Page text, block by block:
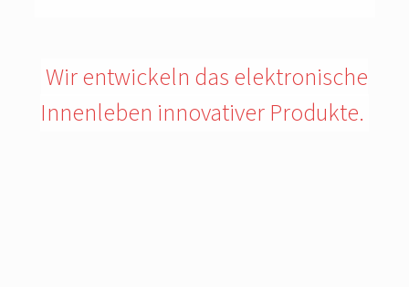
Wir entwickeln das elektronische
Innenleben innovativer Produkte.